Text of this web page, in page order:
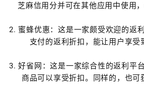
芝麻信用分并可在其他应用中使用
2. 蜜蜂优惠：这是一家颇受欢迎的返
支付的返利折扣，能让用户享受
3. 好省网：这是一家综合性的返利平
商品可以享受折扣。同样的，也可